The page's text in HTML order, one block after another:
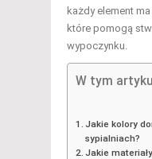
każdy element
które pomogą
wypoczynku.
W tym
Jakie kolory
sypialniach?
Jakie